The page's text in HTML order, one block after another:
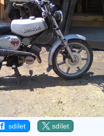
sdílet sdílet